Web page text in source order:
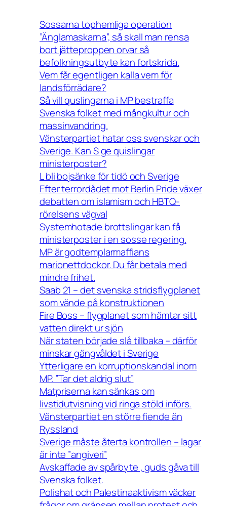
Sossarna tophemliga operation
”Änglamaskarna”, så skall man rensa
bort jätteproppen orvar så
befolkningsutbyte kan fortskrida.
Vem får egentligen kalla vem för
landsförrädare?
Så vill quslingarna i MP bestraffa
Svenska folket med mångkultur och
massinvandring.
Vänsterpartiet hatar oss svenskar och
Sverige. Kan S ge quislingar
ministerposter?
L bli bojsänke för tidö och Sverige
Efter terrordådet mot Berlin Pride växer
debatten om islamism och HBTQ-
rörelsens vägval
Systemhotade brottslingar kan få
ministerposter i en sosse regering.
MP är godtemplarmaffians
marionettdockor. Du får betala med
mindre frihet.
Saab 21 – det svenska stridsflygplanet
som vände på konstruktionen
Fire Boss – flygplanet som hämtar sitt
vatten direkt ur sjön
När staten började slå tillbaka – därför
minskar gängvåldet i Sverige
Ytterligare en korruptionskandal inom
MP. ”Tar det aldrig slut”
Matpriserna kan sänkas om
livstidutvisning vid ringa stöld införs.
Vänsterpartiet en större fiende än
Ryssland
Sverige måste återta kontrollen – lagar
är inte ”angiveri”
Avskaffade av spårbyte , guds gåva till
Svenska folket.
Polishat och Palestinaaktivism väcker